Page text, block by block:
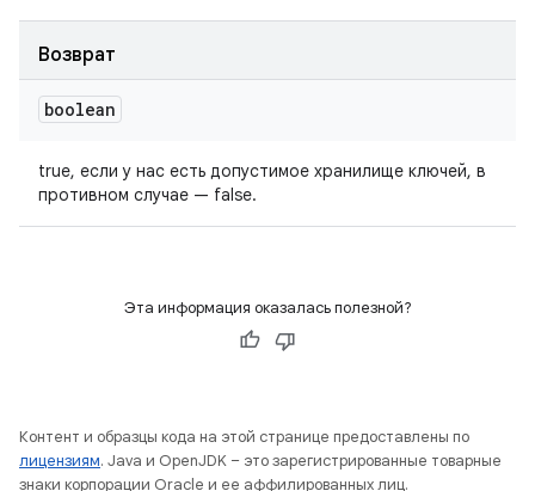
Возврат
boolean
true, если у нас есть допустимое хранилище ключей, в
противном случае — false.
Эта информация оказалась полезной?
Контент и образцы кода на этой странице предоставлены по
лицензиям. Java и OpenJDK – это зарегистрированные товарные
знаки корпорации Oracle и ее аффилированных лиц.